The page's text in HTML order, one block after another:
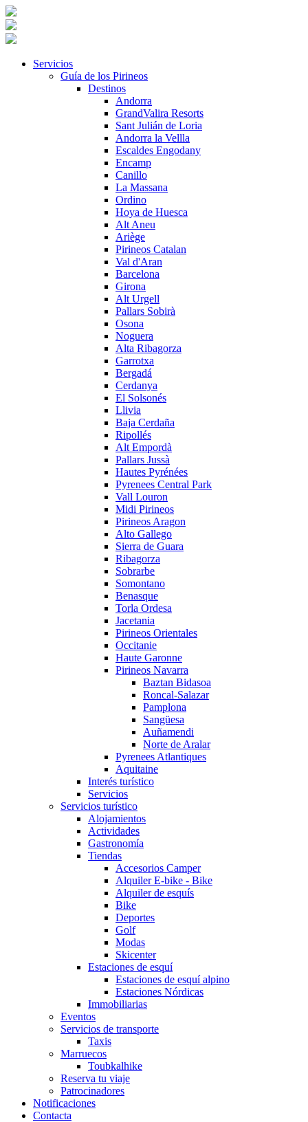
Servicios
Guía de los Pirineos
Destinos
Andorra
GrandValira Resorts
Sant Julián de Loria
Andorra la Vellla
Escaldes Engodany
Encamp
Canillo
La Massana
Ordino
Hoya de Huesca
Alt Aneu
Ariège
Pirineos Catalan
Val d'Aran
Barcelona
Girona
Alt Urgell
Pallars Sobirà
Osona
Noguera
Alta Ribagorza
Garrotxa
Bergadá
Cerdanya
El Solsonés
Llivia
Baja Cerdaña
Ripollés
Alt Empordà
Pallars Jussà
Hautes Pyrénées
Pyrenees Central Park
Vall Louron
Midi Pirineos
Pirineos Aragon
Alto Gallego
Sierra de Guara
Ribagorza
Sobrarbe
Somontano
Benasque
Torla Ordesa
Jacetania
Pirineos Orientales
Occitanie
Haute Garonne
Pirineos Navarra
Baztan Bidasoa
Roncal-Salazar
Pamplona
Sangüesa
Auñamendi
Norte de Aralar
Pyrenees Atlantiques
Aquitaine
Interés turístico
Servicios
Servicios turístico
Alojamientos
Actividades
Gastronomía
Tiendas
Accesorios Camper
Alquiler E-bike - Bike
Alquiler de esquís
Bike
Deportes
Golf
Modas
Skicenter
Estaciones de esquí
Estaciones de esquí alpino
Estaciones Nórdicas
Immobiliarias
Eventos
Servicios de transporte
Taxis
Marruecos
Toubkalhike
Reserva tu viaje
Patrocinadores
Notificaciones
Contacta